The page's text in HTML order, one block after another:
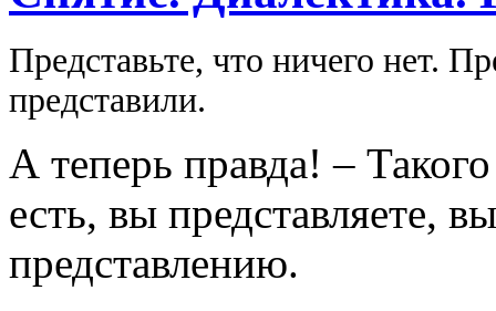
Представьте, что ничего нет.
представили.
А теперь правда! –
есть, вы представляете,
представлению.